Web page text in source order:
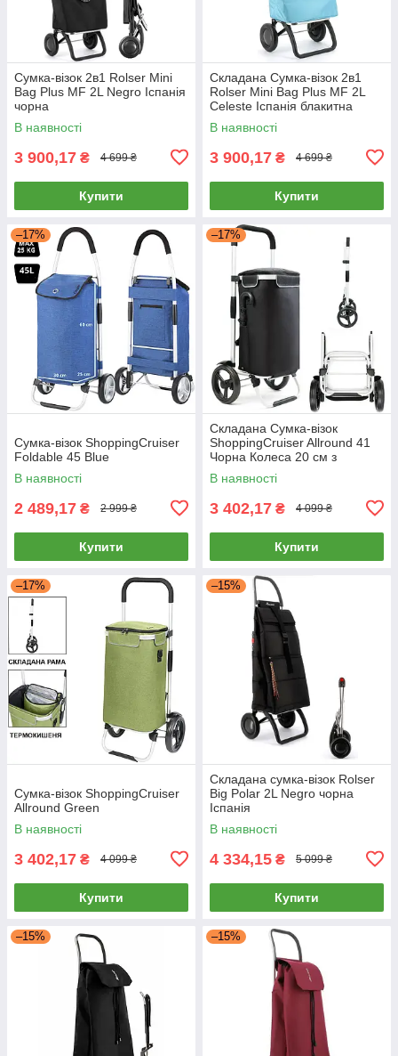
Сумка-візок 2в1 Rolser Mini
Bag Plus MF 2L Negro Іспанія
чорна
В наявності
3 900,17 ₴ 4 699 ₴
Купити
Складана Сумка-візок 2в1
Rolser Mini Bag Plus MF 2L
Celeste Іспанія блакитна
В наявності
3 900,17 ₴ 4 699 ₴
Купити
–17%
Сумка-візок ShoppingCruiser
Foldable 45 Blue
В наявності
2 489,17 ₴ 2 999 ₴
Купити
–17%
Складана Сумка-візок
ShoppingCruiser Allround 41
Чорна Колеса 20 см з
підшипниками
В наявності
3 402,17 ₴ 4 099 ₴
Купити
–17%
Cумка-візок ShoppingCruiser
Allround Green
В наявності
3 402,17 ₴ 4 099 ₴
Купити
–15%
Складана сумка-візок Rolser
Big Polar 2L Negro чорна
Іспанія
В наявності
4 334,15 ₴ 5 099 ₴
Купити
–15% –15%